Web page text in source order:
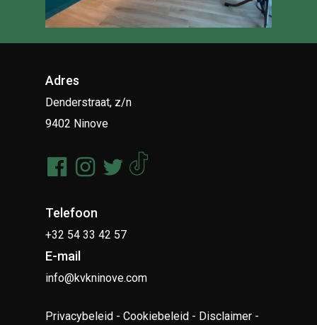
Adres
Denderstraat, z/n
9402 Ninove
Telefoon
+32 54 33 42 57
E-mail
info@kvkninove.com
Privacybeleid -Cookiebeleid - Disclaimer -